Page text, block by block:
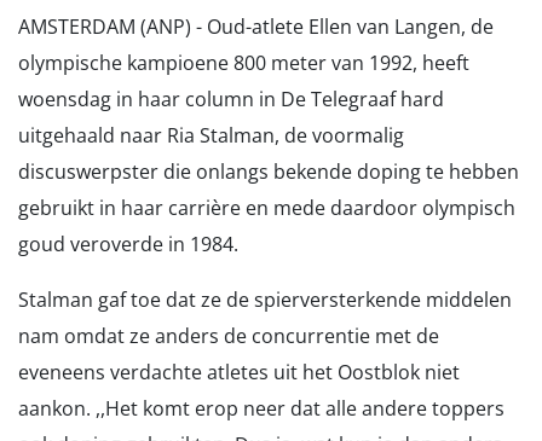
AMSTERDAM (ANP) - Oud-atlete Ellen van Langen, de
olympische kampioene 800 meter van 1992, heeft
woensdag in haar column in De Telegraaf hard
uitgehaald naar Ria Stalman, de voormalig
discuswerpster die onlangs bekende doping te hebben
gebruikt in haar carrière en mede daardoor olympisch
goud veroverde in 1984.
Stalman gaf toe dat ze de spierversterkende middelen
nam omdat ze anders de concurrentie met de
eveneens verdachte atletes uit het Oostblok niet
aankon. ,,Het komt erop neer dat alle andere toppers